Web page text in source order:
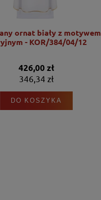
ornat biały z motywem
- KOR/384/04/12
426,00 zł
346,34 zł
DO KOSZYKA